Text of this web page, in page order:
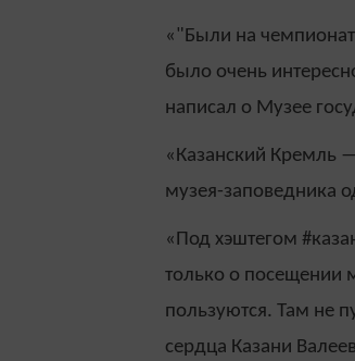
«"Были на
было очень
написал о Музее
«Казанский Кремль
музея-заповедника
«Под хэштегом
только о посещении
пользуются. Там не
сердца Казани